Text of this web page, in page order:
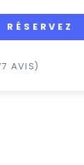
RÉSERVEZ
AVIS)